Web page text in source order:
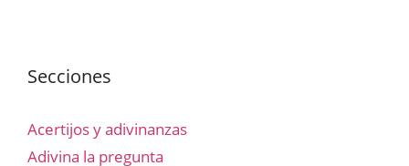
Secciones
Acertijos y adivinanzas
Adivina la pregunta